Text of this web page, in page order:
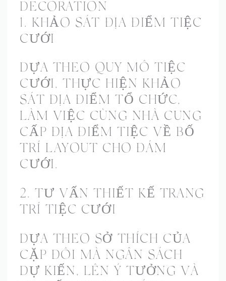
DECORATION
1. KHẢO SÁT ĐỊA ĐIỂM TIỆC
CƯỚI
DỰA THEO QUY MÔ TIỆC
CƯỚI, THỰC HIỆN KHẢO
SÁT ĐỊA ĐIỂM TỔ CHỨC,
LÀM VIỆC CÙNG NHÀ CUNG
CẤP ĐỊA ĐIỂM TIỆC VỀ BỐ
TRÍ LAYOUT CHO ĐÁM
CƯỚI.
2. TƯ VẤN THIẾT KẾ TRANG
TRÍ TIỆC CƯỚI
DỰA THEO SỞ THÍCH CỦA
CẶP ĐÔI MÀ NGÂN SÁCH
DỰ KIẾN, LÊN Ý TƯỞNG VÀ